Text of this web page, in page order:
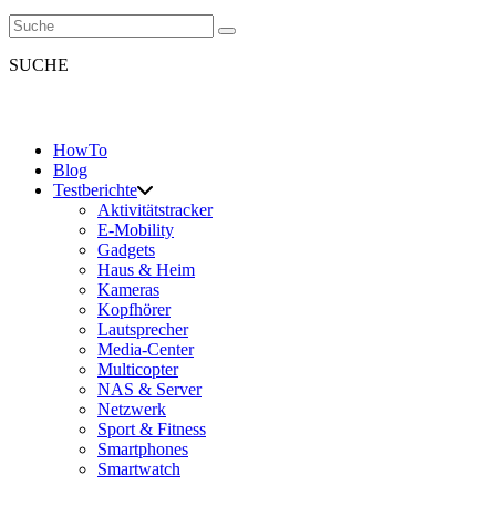
SUCHE
HowTo
Blog
Testberichte
Aktivitätstracker
E-Mobility
Gadgets
Haus & Heim
Kameras
Kopfhörer
Lautsprecher
Media-Center
Multicopter
NAS & Server
Netzwerk
Sport & Fitness
Smartphones
Smartwatch